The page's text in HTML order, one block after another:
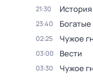
21:30
23:40
02:25 Чужое
03:00 Вести
03:30 Чужое